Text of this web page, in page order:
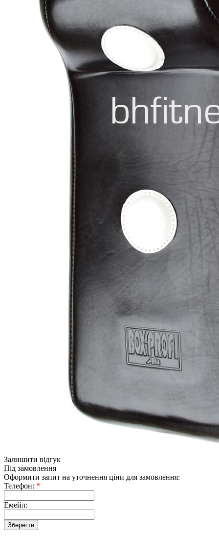
Залишити відгук
Під замовлення
Оформити запит на уточнення ціни для замовлення:
Телефон: *
Емейл: